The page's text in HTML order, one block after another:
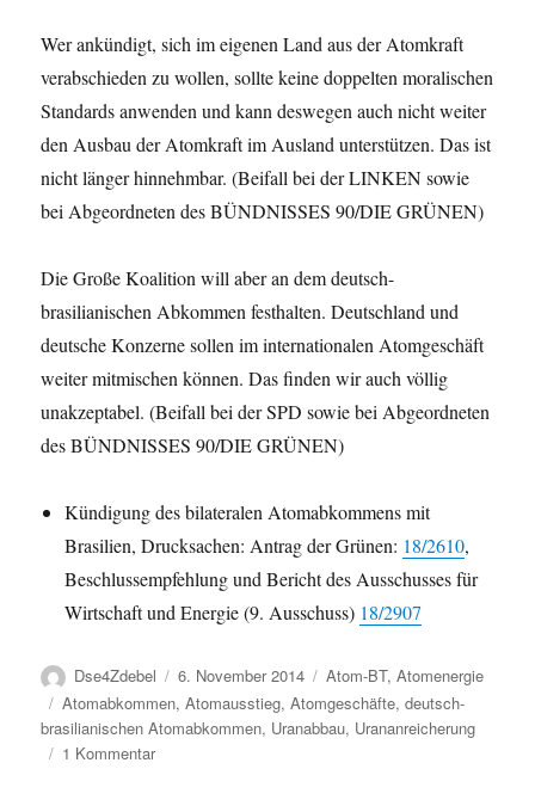
Wer ankündigt, sich im eigenen Land aus der Atomkraft
verabschieden zu wollen, sollte keine doppelten moralischen
Standards anwenden und kann deswegen auch nicht weiter
den Ausbau der Atomkraft im Ausland unterstützen. Das ist
nicht länger hinnehmbar. (Beifall bei der LINKEN sowie
bei Abgeordneten des BÜNDNISSES 90/DIE GRÜNEN)
Die Große Koalition will aber an dem deutsch-
brasilianischen Abkommen festhalten. Deutschland und
deutsche Konzerne sollen im internationalen Atomgeschäft
weiter mitmischen können. Das finden wir auch völlig
unakzeptabel. (Beifall bei der SPD sowie bei Abgeordneten
des BÜNDNISSES 90/DIE GRÜNEN)
Kündigung des bilateralen Atomabkommens mit
Brasilien, Drucksachen: Antrag der Grünen: 18/2610,
Beschlussempfehlung und Bericht des Ausschusses für
Wirtschaft und Energie (9. Ausschuss) 18/2907
Autor
Dse4Zdebel
Veröffentlicht
am
6. November 2014 Kategorien
Atom-BT,Atomenergie
Schlagwörter
Atomabkommen,Atomausstieg,Atomgeschäfte,deutsch-
brasilianischen Atomabkommen, Uranabbau, Urananreicherung
1 Kommentarzu